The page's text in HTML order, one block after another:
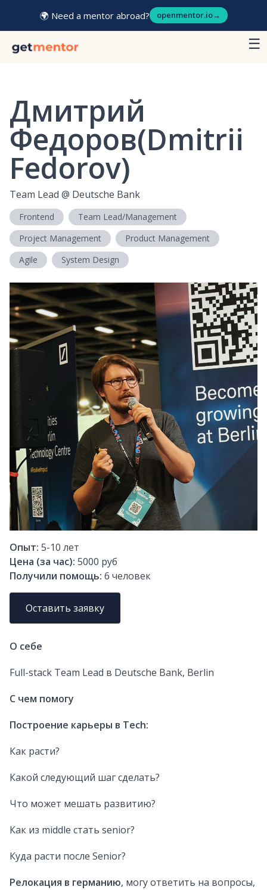
🌍 Need a mentor abroad? openmentor.io→
☰
Дмитрий
Федоров(Dmitrii
Fedorov)
Team Lead @ Deutsche Bank
Frontend
Team Lead/Management
Project Management
Product Management
Agile
System Design
Опыт: 5-10 лет
Цена (за час): 5000 руб
Получили помощь: 6 человек
Оставить заявку
О себе
Full-stack Team Lead в Deutsche Bank, Berlin
С чем помогу
Построение карьеры в Tech:
Как расти?
Какой следующий шаг сделать?
Что может мешать развитию?
Как из middle стать senior?
Куда расти после Senior?
Релокация в германию, могу ответить на вопросы,